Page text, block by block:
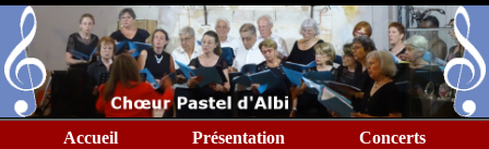
Accueil Présentation
Concerts